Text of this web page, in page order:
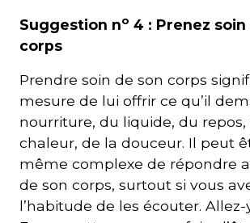
Suggestion no 4 : Prenez
corps
Prendre soin de son corps
mesure de lui offrir ce qu’il
nourriture, du liquide, du repos,
chaleur, de la douceur. Il peut
même complexe de répondre
de son corps, surtout si vous
l’habitude de les écouter.